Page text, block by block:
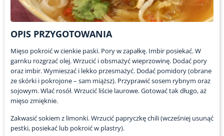
OPIS PRZYGOTOWANIA
Mięso pokroić w cienkie paski. Pory w zapałkę. Imbir posiekać. W
garnku rozgrzać olej. Wrzucić i obsmażyć wieprzowinę. Dodać pory
oraz imbir. Wymieszać i lekko przesmażyć. Dodać pomidory (obrane
ze skórki i pokrojone – sam miąższ). Przyprawić sosem rybnym oraz
sojowym. Wlać rosół. Wrzucić liście laurowe. Gotować tak długo, aż
mięso zmięknie.
Zakwasić sokiem z limonki. Wrzucić papryczkę chili (wcześniej usunąć
pestki, posiekać lub pokroić w plastry).